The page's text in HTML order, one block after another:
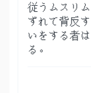
従うムスリ
ずれて背反
いをする者
る。